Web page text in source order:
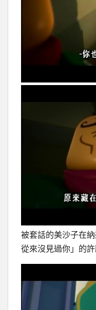
被套話的美沙子在
從來沒見過你」的